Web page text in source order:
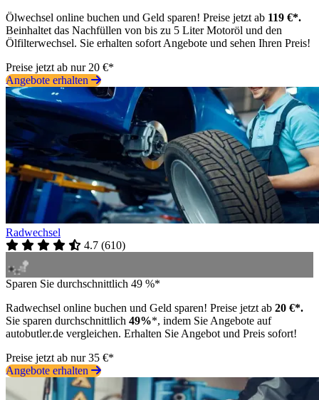
Ölwechsel online buchen und Geld sparen! Preise jetzt ab 119 €*.
Beinhaltet das Nachfüllen von bis zu 5 Liter Motoröl und den
Ölfilterwechsel. Sie erhalten sofort Angebote und sehen Ihren Preis!
Preise jetzt ab nur 20 €*
Angebote erhalten
Radwechsel
4.7 (610)
Sparen Sie durchschnittlich 49 %*
Radwechsel online buchen und Geld sparen! Preise jetzt ab 20 €*.
Sie sparen durchschnittlich 49%*, indem Sie Angebote auf
autobutler.de vergleichen. Erhalten Sie Angebot und Preis sofort!
Preise jetzt ab nur 35 €*
Angebote erhalten